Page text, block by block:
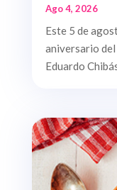
Ago 4, 2026
Este 5 de
aniversario
Eduardo